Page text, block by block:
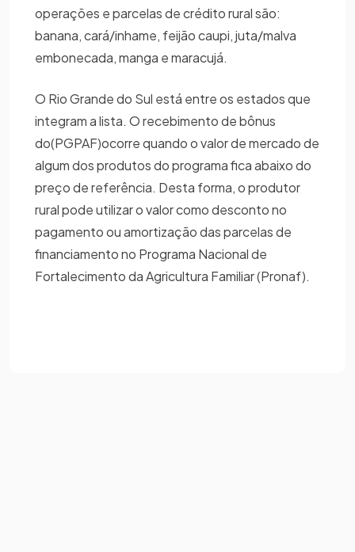
operações e parcelas de crédito rural são:
banana, cará/inhame, feijão caupi, juta/malva
embonecada, manga e maracujá.
O Rio Grande do Sul está entre os estados que
integram a lista. O recebimento de bônus
do(PGPAF)ocorre quando o valor de mercado de
algum dos produtos do programa fica abaixo do
preço de referência. Desta forma, o produtor
rural pode utilizar o valor como desconto no
pagamento ou amortização das parcelas de
financiamento no Programa Nacional de
Fortalecimento da Agricultura Familiar (Pronaf).